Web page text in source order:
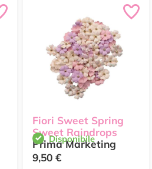
Fiori Sweet Spring
Sweet Raindrops
Prima Marketing
Disponibile
9,50 €